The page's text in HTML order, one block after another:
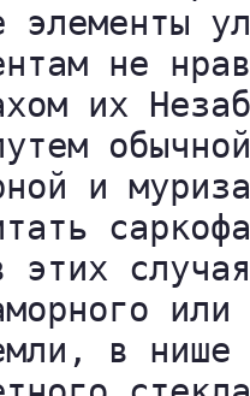
элементы
не
их
и
в нише